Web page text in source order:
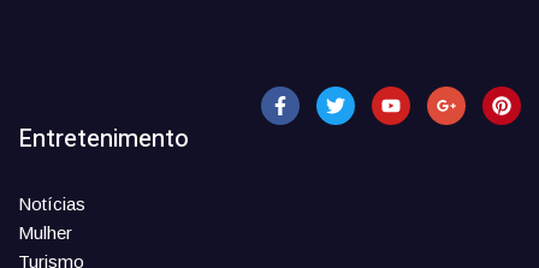
Entretenimento
Notícias
Mulher
Turismo